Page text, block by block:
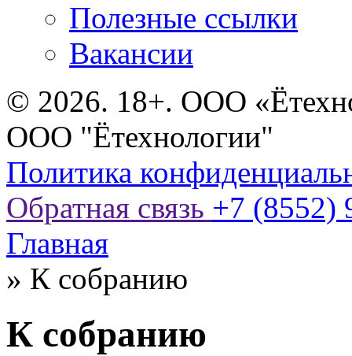
Полезные ссылки
Вакансии
© 2026. 18+. ООО
ООО "Ётехнологии"
Политика
Обратная связь +7 (8552)
Главная
» К собранию
К собранию